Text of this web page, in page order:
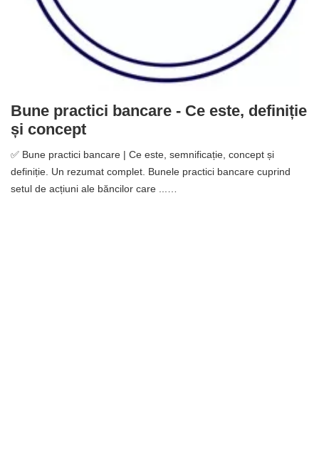
Bune practici bancare - Ce este, definiție
și concept
✅ Bune practici bancare | Ce este, semnificație, concept și
definiție. Un rezumat complet. Bunele practici bancare cuprind
setul de acțiuni ale băncilor care ...…